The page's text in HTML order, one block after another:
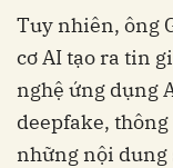
Tuy nhiên, ông
cơ AI tạo ra tin
nghệ ứng dụng
deepfake,
những nội dung